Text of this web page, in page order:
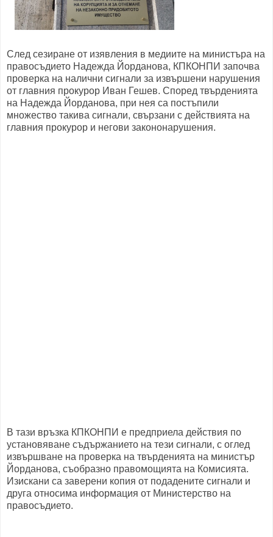
След сезиране от изявления в медиите на министъра на
правосъдието Надежда Йорданова, КПКОНПИ започва
проверка на налични сигнали за извършени нарушения
от главния прокурор Иван Гешев. Според твърденията
на Надежда Йорданова, при нея са постъпили
множество такива сигнали, свързани с действията на
главния прокурор и негови закононарушения.
В тази връзка КПКОНПИ е предприела действия по
установяване съдържанието на тези сигнали, с оглед
извършване на проверка на твърденията на министър
Йорданова, съобразно правомощията на Комисията.
Изискани са заверени копия от подадените сигнали и
друга относима информация от Министерство на
правосъдието.